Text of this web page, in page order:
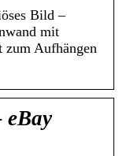
Bild –
mit
zum Aufhängen